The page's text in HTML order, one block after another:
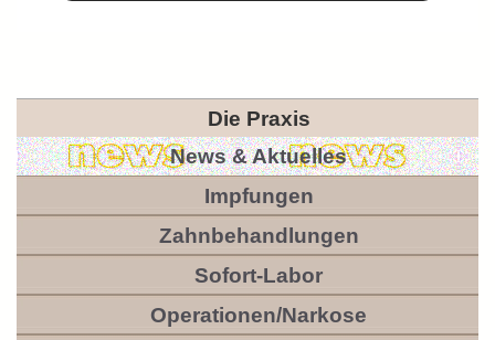
Die Praxis
News & Aktuelles
Impfungen
Zahnbehandlungen
Sofort-Labor
Operationen/Narkose